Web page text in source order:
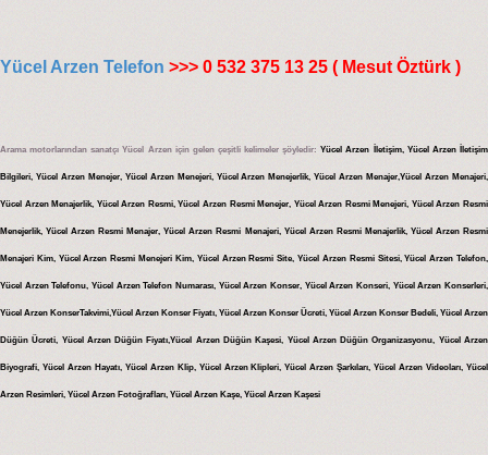
Yücel Arzen Telefon >>> 0 532 375 13 25 ( Mesut Öztürk )
Arama motorlarından sanatçı Yücel Arzen için gelen çeşitli kelimeler şöyledir:Yücel Arzen İletişim, Yücel Arzen İletişim
Bilgileri, Yücel Arzen Menejer, Yücel Arzen Menejeri, Yücel Arzen Menejerlik, Yücel Arzen Menajer,Yücel Arzen Menajeri,
Yücel Arzen Menajerlik, Yücel Arzen Resmi, Yücel Arzen Resmi Menejer, Yücel Arzen Resmi Menejeri, Yücel Arzen Resmi
Menejerlik, Yücel Arzen Resmi Menajer, Yücel Arzen Resmi Menajeri, Yücel Arzen Resmi Menajerlik, Yücel Arzen Resmi
Menajeri Kim, Yücel Arzen Resmi Menejeri Kim, Yücel Arzen Resmi Site, Yücel Arzen Resmi Sitesi, Yücel Arzen Telefon,
Yücel Arzen Telefonu, Yücel Arzen Telefon Numarası, Yücel Arzen Konser, Yücel Arzen Konseri, Yücel Arzen Konserleri,
Yücel Arzen KonserTakvimi,Yücel Arzen Konser Fiyatı, Yücel Arzen Konser Ücreti, Yücel Arzen Konser Bedeli, Yücel Arzen
Düğün Ücreti, Yücel Arzen Düğün Fiyatı,Yücel Arzen Düğün Kaşesi, Yücel Arzen Düğün Organizasyonu, Yücel Arzen
Biyografi, Yücel Arzen Hayatı, Yücel Arzen Klip, Yücel Arzen Klipleri, Yücel Arzen Şarkıları, Yücel Arzen Videoları, Yücel
Arzen Resimleri, Yücel Arzen Fotoğrafları, Yücel Arzen Kaşe, Yücel Arzen Kaşesi